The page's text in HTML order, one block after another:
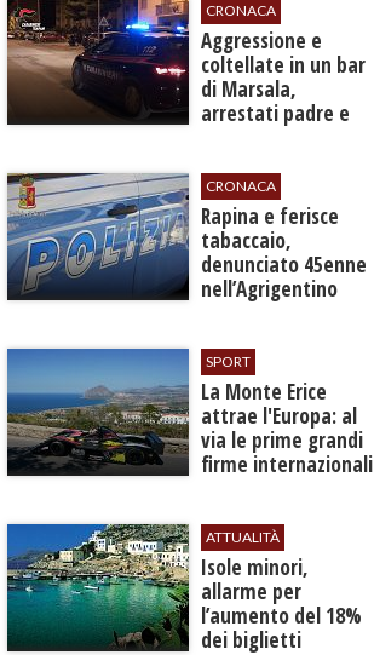
CRONACA
​Aggressione e
coltellate in un bar
di Marsala,
arrestati padre e
CRONACA
​Rapina e ferisce
tabaccaio,
denunciato 45enne
nell’Agrigentino
SPORT
La Monte Erice
attrae l'Europa: al
via le prime grandi
firme internazionali
ATTUALITÀ
Isole minori,
allarme per
l’aumento del 18%
dei biglietti